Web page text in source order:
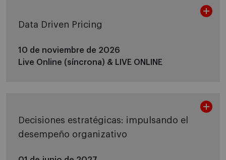
Data Driven Pricing
10 de noviembre de 2026
Live Online (síncrona) & LIVE ONLINE
Decisiones estratégicas: impulsando el
desempeño organizativo